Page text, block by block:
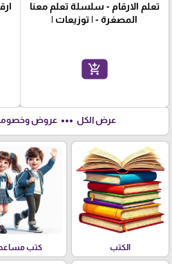
تعلم الارقام - سلسلة تعلم معنا
المصغرة - | توزيعات |
add_shopping_cart
عرض الكل more_horiz عروض
الكتب كتب